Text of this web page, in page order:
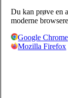
Du kan prøve en
moderne
Google Chrome
Mozilla Firefox
Centervej 1
4180 Sorø
+45 57 87 04
salg-